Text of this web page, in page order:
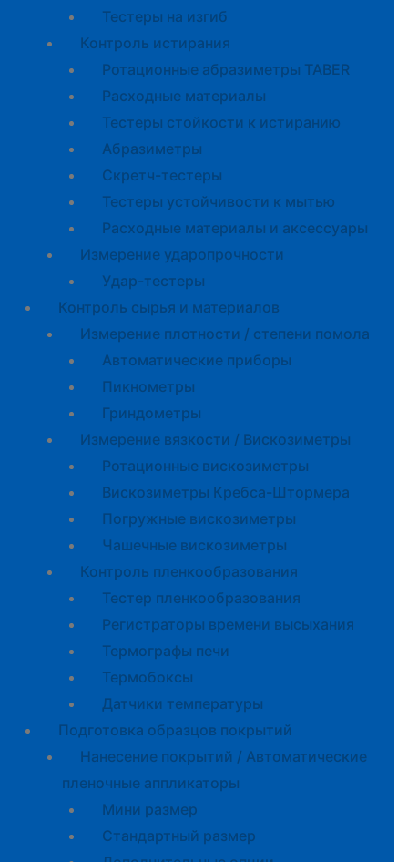
Тестеры на изгиб
Контроль истирания
Ротационные абразиметры TABER
Расходные материалы
Тестеры стойкости к истиранию
Абразиметры
Скретч-тестеры
Тестеры устойчивости к мытью
Расходные материалы и аксессуары
Измерение ударопрочности
Удар-тестеры
Контроль сырья и материалов
Измерение плотности / степени помола
Автоматические приборы
Пикнометры
Гриндометры
Измерение вязкости / Вискозиметры
Ротационные вискозиметры
Вискозиметры Кребса-Штормера
Погружные вискозиметры
Чашечные вискозиметры
Контроль пленкообразования
Тестер пленкообразования
Регистраторы времени высыхания
Термографы печи
Термобоксы
Датчики температуры
Подготовка образцов покрытий
Нанесение покрытий / Автоматические
пленочные аппликаторы
Мини размер
Стандартный размер